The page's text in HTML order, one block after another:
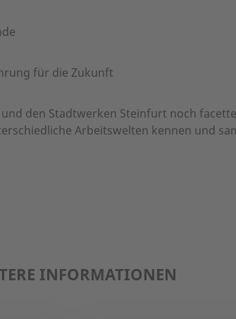
für die Zukunft
den Stadtwerken Steinfurt noch
Arbeitswelten kennen und
INFORMATIONEN